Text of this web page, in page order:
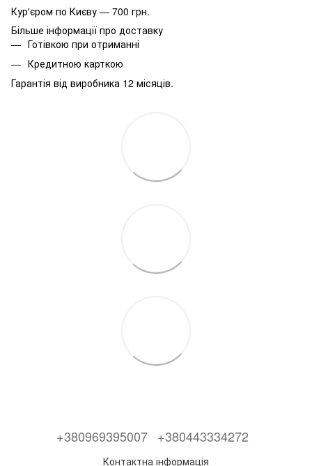
Кур'єром по Києву — 700 грн.
Більше інформації про доставку
Готівкою при отриманні
Кредитною карткою
Гарантія від виробника 12 місяців.
+380969395007 +380443334272
Контактна інформація